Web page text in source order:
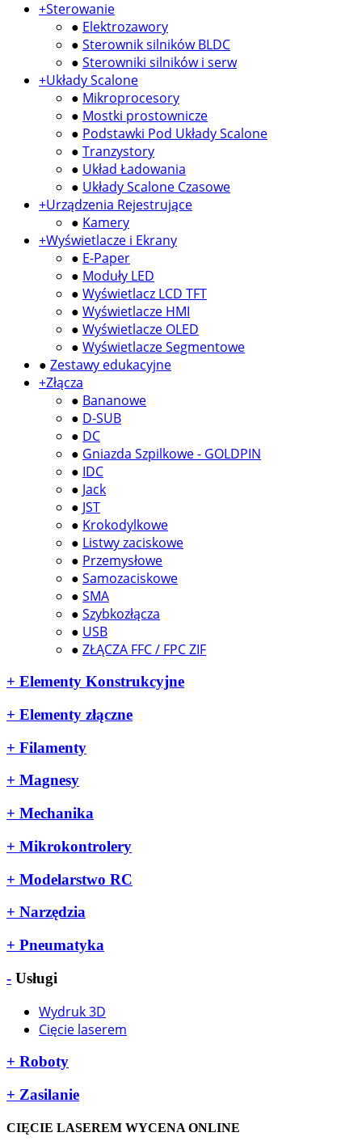
+Sterowanie
● Elektrozawory
● Sterownik silników BLDC
● Sterowniki silników i serw
+Układy Scalone
● Mikroprocesory
● Mostki prostownicze
● Podstawki Pod Układy Scalone
● Tranzystory
● Układ Ładowania
● Układy Scalone Czasowe
+Urządzenia Rejestrujące
● Kamery
+Wyświetlacze i Ekrany
● E-Paper
● Moduły LED
● Wyświetlacz LCD TFT
● Wyświetlacze HMI
● Wyświetlacze OLED
● Wyświetlacze Segmentowe
● Zestawy edukacyjne
+Złącza
● Bananowe
● D-SUB
● DC
● Gniazda Szpilkowe - GOLDPIN
● IDC
● Jack
● JST
● Krokodylkowe
● Listwy zaciskowe
● Przemysłowe
● Samozaciskowe
● SMA
● Szybkozłącza
● USB
● ZŁĄCZA FFC / FPC ZIF
+ Elementy Konstrukcyjne
+ Elementy złączne
+ Filamenty
+ Magnesy
+ Mechanika
+ Mikrokontrolery
+ Modelarstwo RC
+ Narzędzia
+ Pneumatyka
- Usługi
Wydruk 3D
Cięcie laserem
+ Roboty
+ Zasilanie
CIĘCIE LASEREM WYCENA ONLINE